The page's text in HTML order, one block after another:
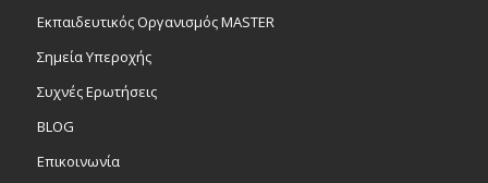
Εκπαιδευτικός Οργανισμός MASTER
Σημεία Υπεροχής
Συχνές Ερωτήσεις
BLOG
Επικοινωνία